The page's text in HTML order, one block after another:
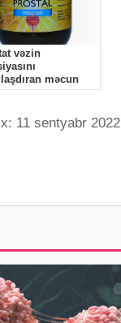
11 sentyabr 2022